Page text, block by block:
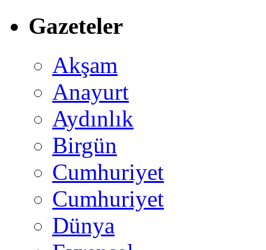
Gazeteler
Akşam
Anayurt
Aydınlık
Birgün
Cumhuriyet
Cumhuriyet
Dünya